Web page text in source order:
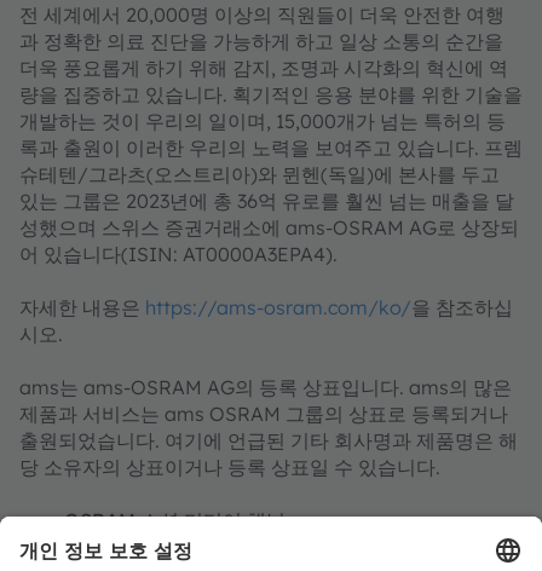
전 세계에서 20,000명 이상의 직원들이 더욱 안전한 여행
과 정확한 의료 진단을 가능하게 하고 일상 소통의 순간을
더욱 풍요롭게 하기 위해 감지, 조명과 시각화의 혁신에 역
량을 집중하고 있습니다. 획기적인 응용 분야를 위한 기술을
개발하는 것이 우리의 일이며, 15,000개가 넘는 특허의 등
록과 출원이 이러한 우리의 노력을 보여주고 있습니다. 프렘
슈테텐/그라츠(오스트리아)와 뮌헨(독일)에 본사를 두고
있는 그룹은 2023년에 총 36억 유로를 훨씬 넘는 매출을 달
성했으며 스위스 증권거래소에 ams-OSRAM AG로 상장되
어 있습니다(ISIN: AT0000A3EPA4).
자세한 내용은 https://ams-osram.com/ko/을 참조하십
시오.
ams는 ams-OSRAM AG의 등록 상표입니다. ams의 많은
제품과 서비스는 ams OSRAM 그룹의 상표로 등록되거나
출원되었습니다. 여기에 언급된 기타 회사명과 제품명은 해
당 소유자의 상표이거나 등록 상표일 수 있습니다.
ams OSRAM 소셜 미디어 채널:
>LinkedIn
>YouTube